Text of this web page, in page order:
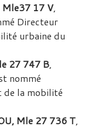
Mle37 17 V,
Directeur
urbaine du
27 747 B,
nommé
de la mobilité
Mle 27 736 T,